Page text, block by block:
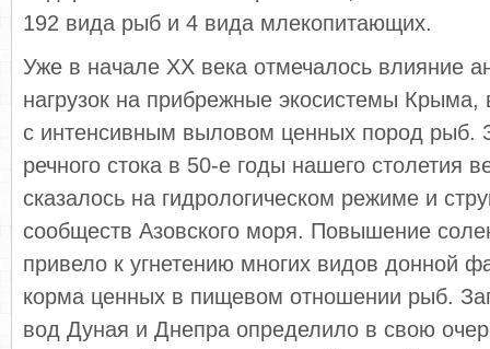
192 вида рыб и 4 вида млекопитающих.
Уже в начале ХХ века отмечалось влияние
нагрузок на прибрежные экосистемы Крыма,
с интенсивным выловом ценных пород рыб.
речного стока в 50-е годы нашего столетия
сказалось на гидрологическом режиме и
сообществ Азовского моря. Повышение
привело к угнетению многих видов донной
корма ценных в пищевом отношении рыб.
вод Дуная и Днепра определило в свою